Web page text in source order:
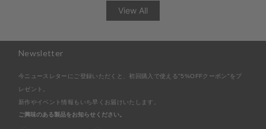
View All
Newsletter
今ニュースレターにご登録いただくと、初回購入で使える"5%OFFクーポン"をプ
レゼント。
新作やイベント情報もいち早くお届けいたします。
ご興味のある製品をお知らせください。